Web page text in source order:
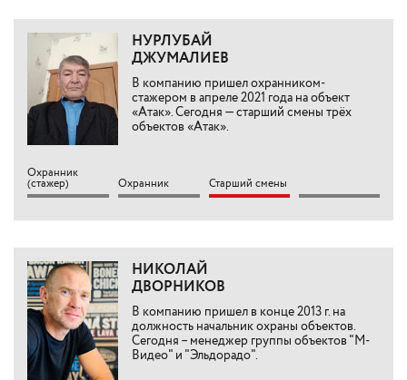
НУРЛУБАЙ
ДЖУМАЛИЕВ
В компанию пришел охранником-
стажером в апреле 2021 года на объект
«Атак». Сегодня — старший смены трёх
объектов «Атак».
Охранник
(стажер) Охранник Старший смены
НИКОЛАЙ
ДВОРНИКОВ
В компанию пришел в конце 2013 г. на
должность начальник охраны объектов.
Сегодня – менеджер группы объектов "М-
Видео" и "Эльдорадо".